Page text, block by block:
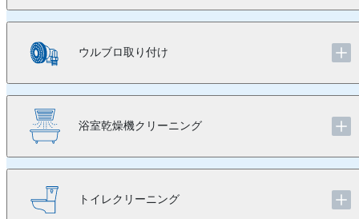
ウルブロ取り付け
浴室乾燥機クリーニング
トイレクリーニング